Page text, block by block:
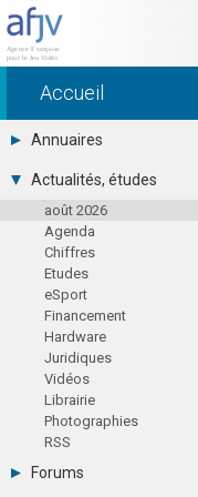
Accueil
Annuaires
Toutes les sociétés (691)
Studios (418)
Editeurs (49)
Distributeurs (16)
Hard. / Accessoires (10)
Middlewares (15)
Prestataires (99)
Assoc. / Syndicats (21)
Formations / Ecoles (46)
Presse spécialisée (17)
Actualités, études
août 2026
Agenda
Chiffres
Etudes
eSport
Financement
Hardware
Juridiques
Vidéos
Librairie
Photographies
RSS
Forums